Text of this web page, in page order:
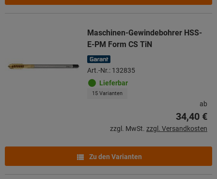
Maschinen-Gewindebohrer HSS-
E-PM Form CS TiN
Art.-Nr.: 132835
Lieferbar
15 Varianten
ab
34,40 €
zzgl. MwSt. zzgl. Versandkosten
Zu den Varianten